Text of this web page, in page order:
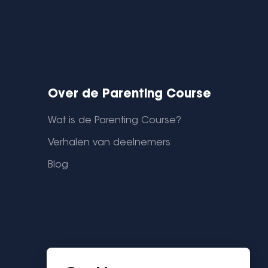
Over de Parenting Course
Wat is de Parenting Course?
Verhalen van deelnemers
Blog